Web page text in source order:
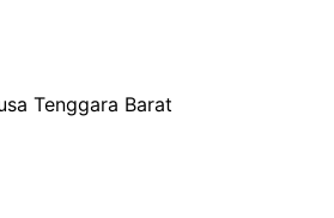
Tenggara Barat